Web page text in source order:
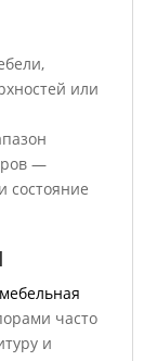
или
—
состояние
мебельная
часто
и